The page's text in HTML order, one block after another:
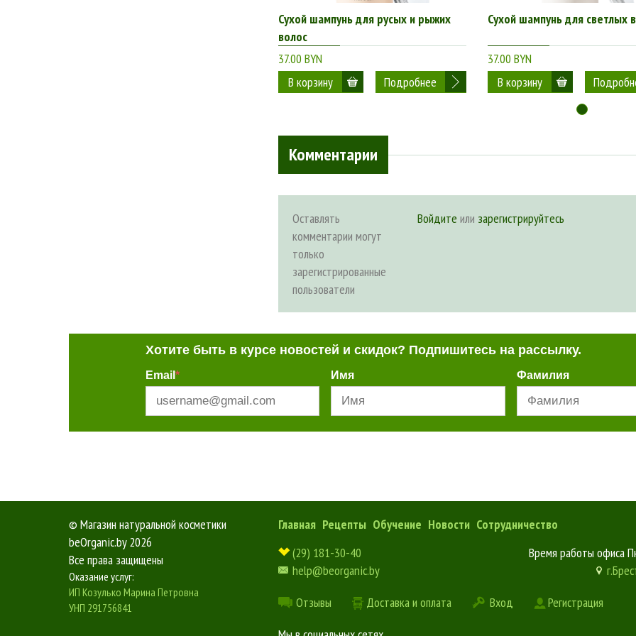
Сухой шампунь для русых и рыжих
волос
37.00 BYN
Подробнее
Сухой шампунь для светлых
37.00 BYN
Комментарии
Оставлять
комментарии могут
только
зарегистрированные
пользователи
Войдите или зарегистрируйтесь
Хотите быть в курсе новостей и скидок? Подпишитесь на рассылку.
Email * Имя Фамилия
© Магазин натуральной косметики
beOrganic.by2026
Все права защищены
Оказание услуг:
ИП Козулько Марина Петровна
УНП 291756841
Главная Рецепты Обучение Новости Сотрудничество
(29) 181-30-40
Время работы офиса
help@beorganic.by
Отзывы
Доставка и оплата Вход
Регистрация